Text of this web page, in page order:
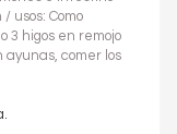
usos: Como
3 higos en remojo
comer los